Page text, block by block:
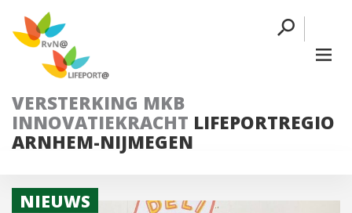
VERSTERKING MKB
INNOVATIEKRACHT LIFEPORTREGIO
ARNHEM-NIJMEGEN
NIEUWS